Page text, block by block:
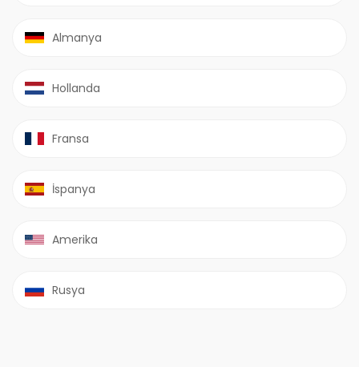
Almanya
Hollanda
Fransa
İspanya
Amerika
Rusya